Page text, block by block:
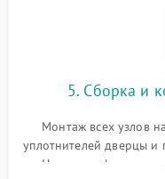
5. Сборка и
Монтаж всех узлов
уплотнителей дверцы и
Надежная фиксация